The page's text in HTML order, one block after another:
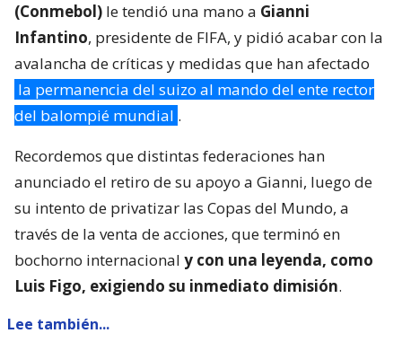
(Conmebol) le tendió una mano a Gianni
Infantino, presidente de FIFA, y pidió acabar con la
avalancha de críticas y medidas que han afectado
la permanencia del suizo al mando del ente rector
del balompié mundial .
Recordemos que distintas federaciones han
anunciado el retiro de su apoyo a Gianni, luego de
su intento de privatizar las Copas del Mundo, a
través de la venta de acciones, que terminó en
bochorno internacional y con una leyenda, como
Luis Figo, exigiendo su inmediato dimisión.
Lee también...